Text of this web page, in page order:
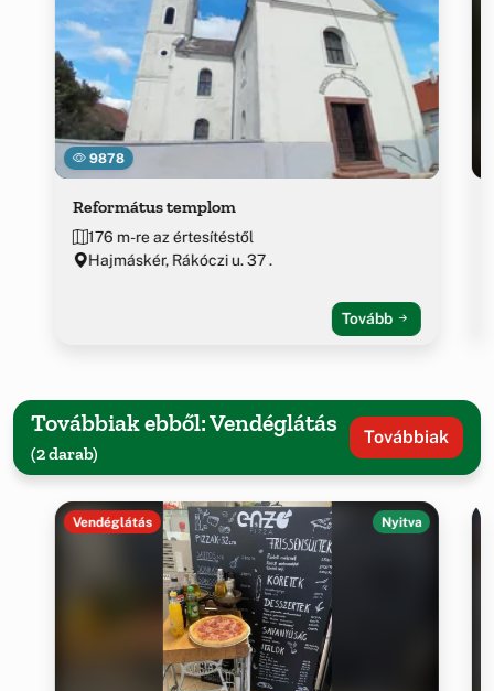
9878
Református templom
176 m-re az értesítéstől
Hajmáskér, Rákóczi u. 37 .
Tovább
Továbbiak ebből: Vendéglátás
(2 darab)
Továbbiak
Vendéglátás Nyitva